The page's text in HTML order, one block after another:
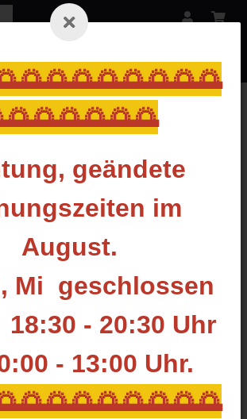
geändete
im
August.
Mi geschlossen
- 20:30 Uhr
- 13:00 Uhr.
Wrist Release (Index Finger Trigger)